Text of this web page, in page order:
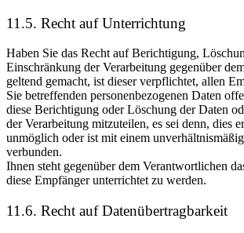
11.5. Recht auf Unterrichtung
Haben Sie das Recht auf Berichtigung,
Einschränkung der Verarbeitung gegenüber
geltend gemacht, ist dieser verpflichtet, allen
Sie betreffenden personenbezogenen Daten
diese Berichtigung oder Löschung der Daten
der Verarbeitung mitzuteilen, es sei denn, dies
unmöglich oder ist mit einem
verbunden.
Ihnen steht gegenüber dem Verantwortlichen
diese Empfänger unterrichtet zu werden.
11.6. Recht auf Datenübertragbarkeit